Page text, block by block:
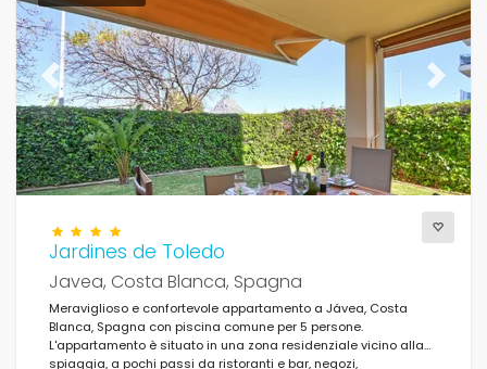
Confort
Servizi
Viste
Supplementare
Previous Next
Jardines de Toledo
Javea, Costa Blanca, Spagna
Meraviglioso e confortevole appartamento a Jávea, Costa
Blanca, Spagna con piscina comune per 5 persone.
L'appartamento è situato in una zona residenziale vicino alla
spiaggia, a pochi passi da ristoranti e bar, negozi,